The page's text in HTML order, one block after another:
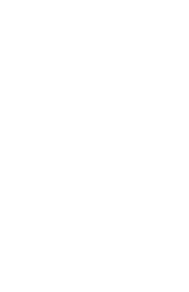
MOONLIGHT